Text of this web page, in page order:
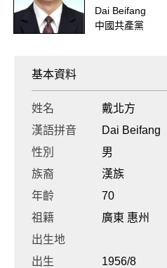
Dai Beifang
中國共產黨
基本資料
姓名
戴北方
漢語拼音
Dai Beifang
性別
男
族裔
漢族
年齡
70
祖籍
廣東 惠州
出生地
出生
1956/8